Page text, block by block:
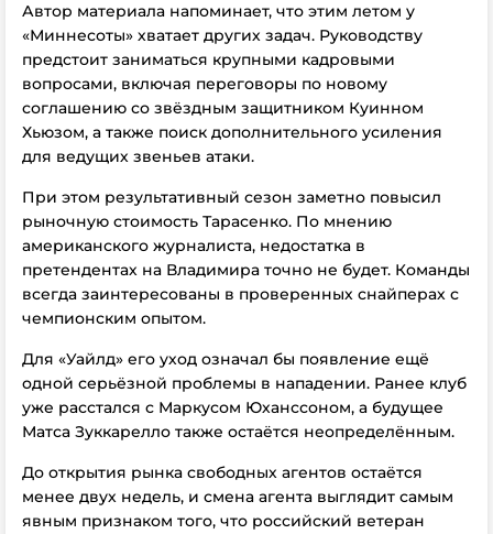
Автор материала напоминает, что этим летом у
«Миннесоты» хватает других задач. Руководству
предстоит заниматься крупными кадровыми
вопросами, включая переговоры по новому
соглашению со звёздным защитником Куинном
Хьюзом, а также поиск дополнительного усиления
для ведущих звеньев атаки.
При этом результативный сезон заметно повысил
рыночную стоимость Тарасенко. По мнению
американского журналиста, недостатка в
претендентах на Владимира точно не будет. Команды
всегда заинтересованы в проверенных снайперах с
чемпионским опытом.
Для «Уайлд» его уход означал бы появление ещё
одной серьёзной проблемы в нападении. Ранее клуб
уже расстался с Маркусом Юханссоном, а будущее
Матса Зуккарелло также остаётся неопределённым.
До открытия рынка свободных агентов остаётся
менее двух недель, и смена агента выглядит самым
явным признаком того, что российский ветеран